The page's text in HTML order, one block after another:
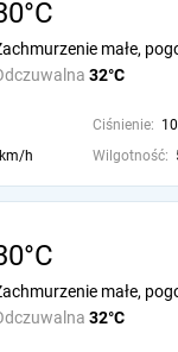
32°C
małe,
Ciśnienie:
h Wilgotność:
32°C
małe,